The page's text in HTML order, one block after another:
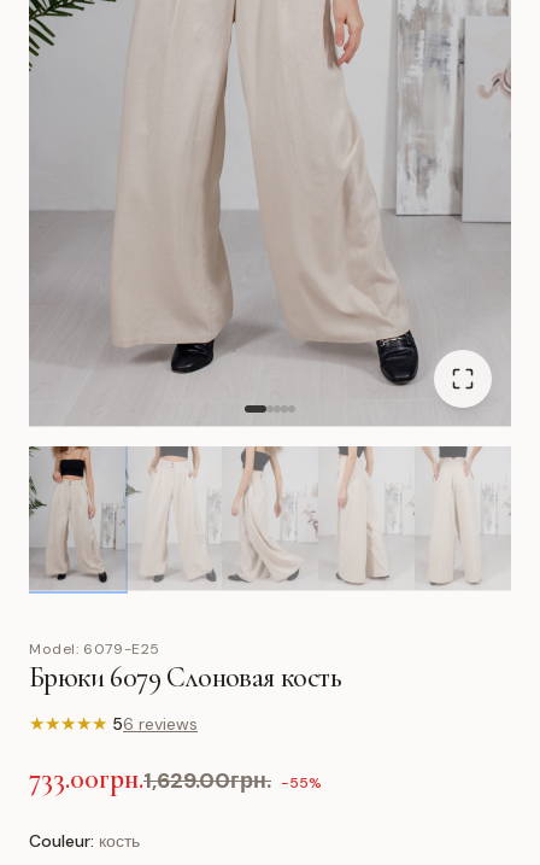
Model: 6079-E25
Брюки 6079 Слоновая кость
★★★★★ 56 reviews
733.00грн.1,629.00грн. -55%
Couleur: кость